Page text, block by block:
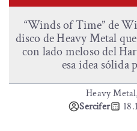
“Winds of Time” de
disco de Heavy Metal
con lado meloso del
esa idea sólida
Heavy
Sercifer